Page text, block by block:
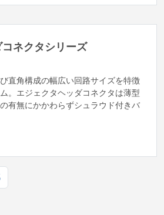
ネクタシリーズ
直角構成の幅広い回路サイズを特徴
。エジェクタヘッダコネクタは薄型
有無にかかわらずシュラウド付きバ